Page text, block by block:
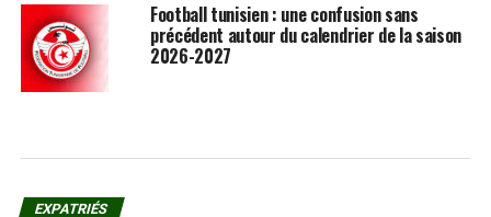
Football tunisien : une confusion sans
précédent autour du calendrier de la saison
2026-2027
EXPATRIÉS